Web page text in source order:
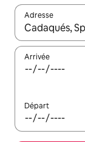
Adresse
Lorsque les
Arrivée
Départ